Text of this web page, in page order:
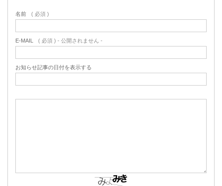
名前 ( 必須 )
E-MAIL ( 必須 ) - 公開されません -
お知らせ記事の日付を表示する